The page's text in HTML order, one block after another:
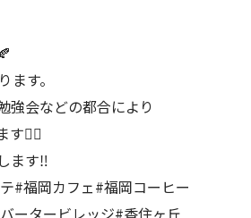
す。
強会などの都合により
す🙇‍♀️
ます‼️
#福岡カフェ#福岡コーヒー